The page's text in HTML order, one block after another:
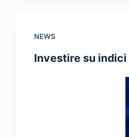
NEWS
Investire su indici